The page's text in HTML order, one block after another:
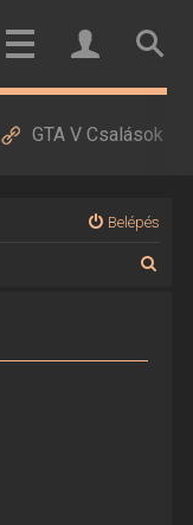
GTA V Csalások
Belépés